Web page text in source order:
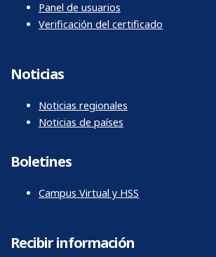
Panel de usuarios
Verificación del certificado
Noticias
Noticias regionales
Noticias de países
Boletines
Campus Virtual y HSS
Recibir información